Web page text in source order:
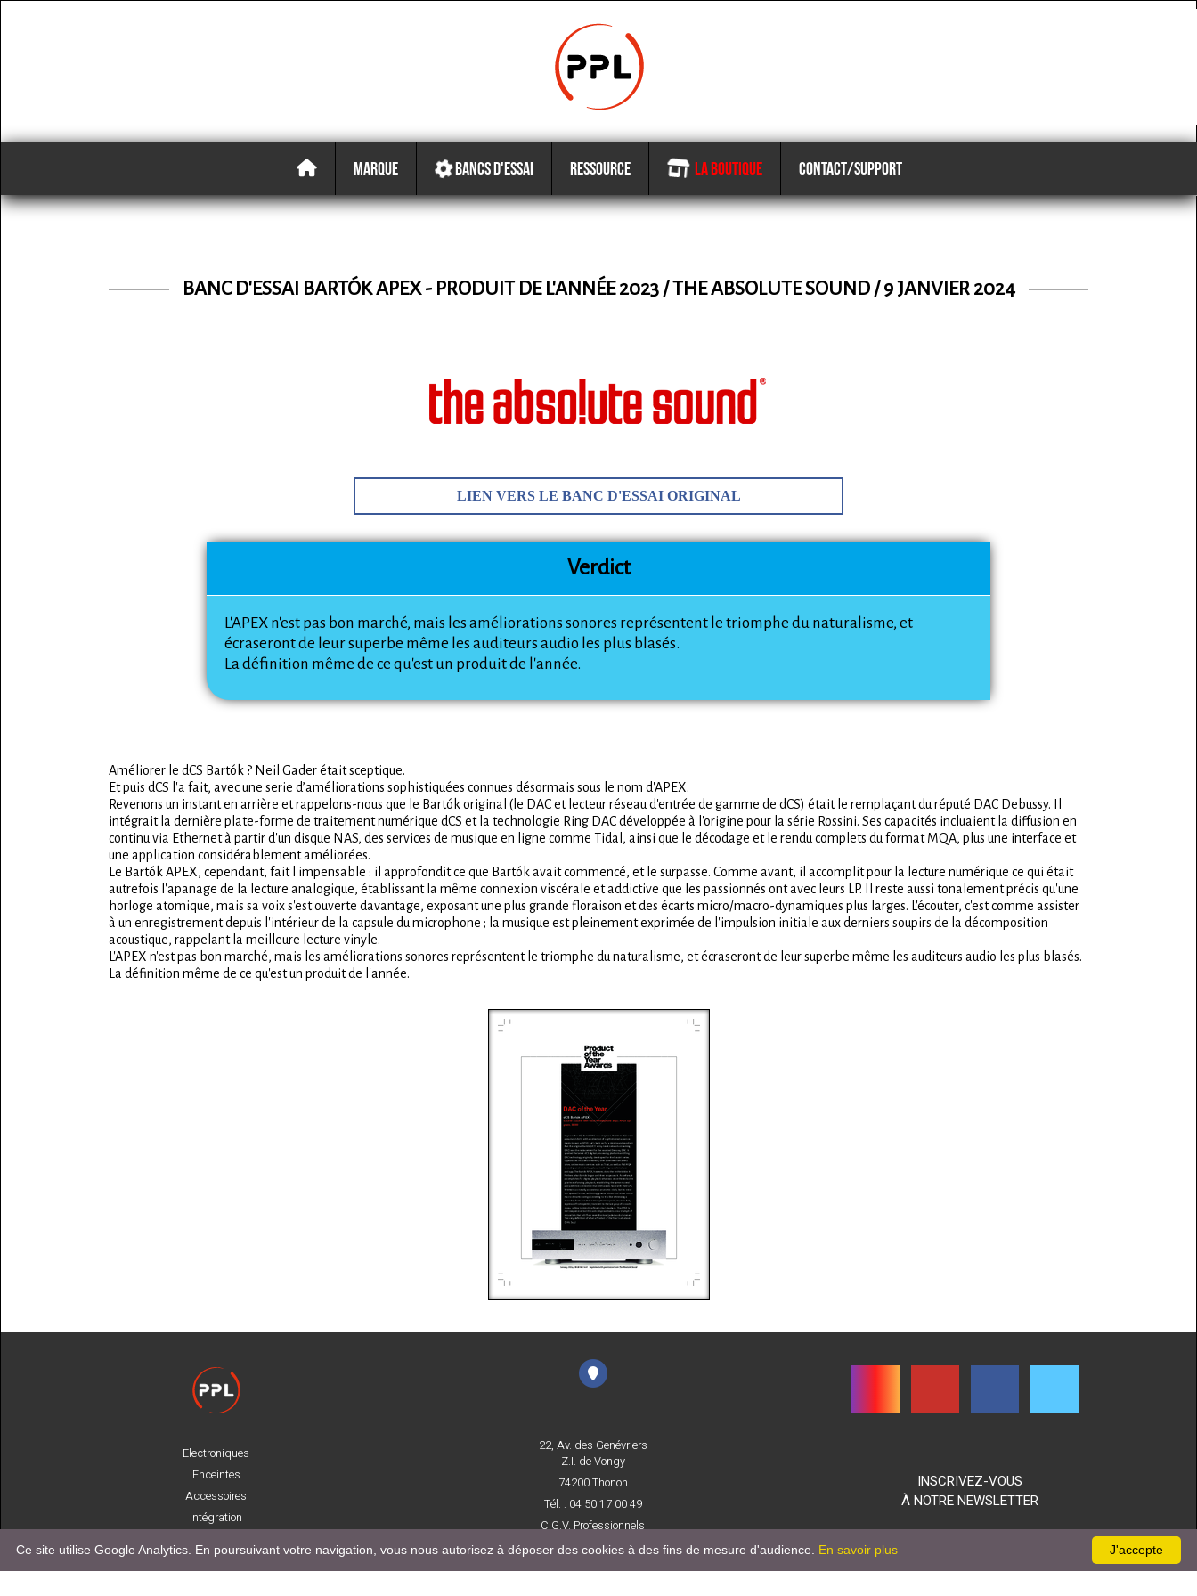
MARQUE BANCS D'ESSAI RESSOURCE LA BOUTIQUE CONTACT/SUPPORT
BANC D'ESSAI BARTÓK APEX - PRODUIT DE L'ANNÉE 2023 / THE ABSOLUTE SOUND / 9 JANVIER 2024
LIEN VERS LE BANC D'ESSAI ORIGINAL
Verdict
L'APEX n'est pas bon marché, mais les améliorations sonores représentent le triomphe du naturalisme, et
écraseront de leur superbe même les auditeurs audio les plus blasés.
La définition même de ce qu'est un produit de l'année.
Améliorer le dCS Bartók ? Neil Gader était sceptique.
Et puis dCS l'a fait, avec une serie d’améliorations sophistiquées connues désormais sous le nom d'APEX.
Revenons un instant en arrière et rappelons-nous que le Bartók original (le DAC et lecteur réseau d'entrée de gamme de dCS) était le remplaçant du réputé DAC Debussy. Il
intégrait la dernière plate-forme de traitement numérique dCS et la technologie Ring DAC développée à l'origine pour la série Rossini. Ses capacités incluaient la diffusion en
continu via Ethernet à partir d'un disque NAS, des services de musique en ligne comme Tidal, ainsi que le décodage et le rendu complets du format MQA, plus une interface et
une application considérablement améliorées.
Le Bartók APEX, cependant, fait l'impensable : il approfondit ce que Bartók avait commencé, et le surpasse. Comme avant, il accomplit pour la lecture numérique ce qui était
autrefois l'apanage de la lecture analogique, établissant la même connexion viscérale et addictive que les passionnés ont avec leurs LP. Il reste aussi tonalement précis qu'une
horloge atomique, mais sa voix s'est ouverte davantage, exposant une plus grande floraison et des écarts micro/macro-dynamiques plus larges. L'écouter, c'est comme assister
à un enregistrement depuis l'intérieur de la capsule du microphone ; la musique est pleinement exprimée de l'impulsion initiale aux derniers soupirs de la décomposition
acoustique, rappelant la meilleure lecture vinyle.
L'APEX n'est pas bon marché, mais les améliorations sonores représentent le triomphe du naturalisme, et écraseront de leur superbe même les auditeurs audio les plus blasés.
La définition même de ce qu'est un produit de l'année.
Electroniques
Enceintes
Accessoires
Intégration
La boutique
22, Av. des Genévriers
Z.I. de Vongy
74200 Thonon
Tél. : 04 50 17 00 49
C.G.V. Professionnels
Mentions légales
INSCRIVEZ-VOUS
À NOTRE NEWSLETTER
J'accepte
Ce site utilise Google Analytics. En poursuivant votre navigation, vous nous autorisez à déposer des cookies à des fins de mesure d'audience. En savoir plus